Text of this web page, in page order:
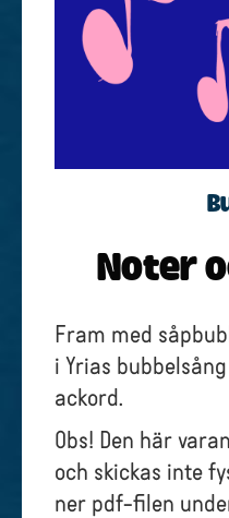
Noter
Fram med
i Yrias
ackord.
Obs! Den här
och skickas inte
ner pdf-filen